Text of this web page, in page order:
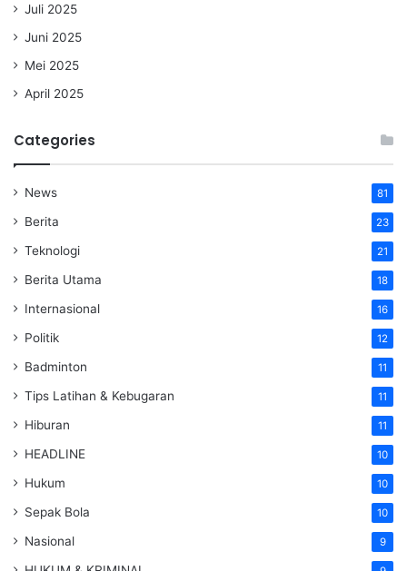
Juli 2025
Juni 2025
Mei 2025
April 2025
Categories
News 81
Berita 23
Teknologi 21
Berita Utama 18
Internasional 16
Politik 12
Badminton 11
Tips Latihan & Kebugaran 11
Hiburan 11
HEADLINE 10
Hukum 10
Sepak Bola 10
Nasional 9